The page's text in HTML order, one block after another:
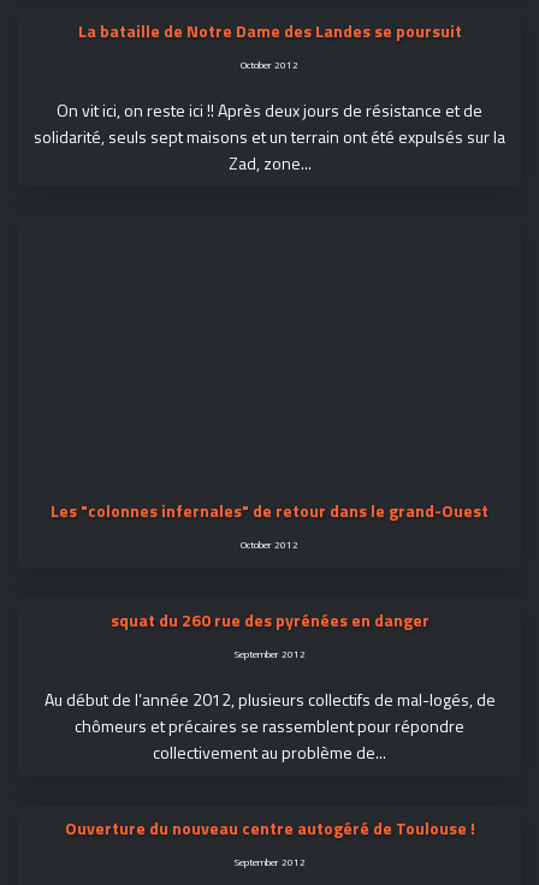
La bataille de Notre Dame des Landes se poursuit
October 2012
On vit ici, on reste ici !! Après deux jours de résistance et de
solidarité, seuls sept maisons et un terrain ont été expulsés sur la
Zad, zone...
Les "colonnes infernales" de retour dans le grand-Ouest
October 2012
squat du 260 rue des pyrénées en danger
September 2012
Au début de l’année 2012, plusieurs collectifs de mal-logés, de
chômeurs et précaires se rassemblent pour répondre
collectivement au problème de...
Ouverture du nouveau centre autogéré de Toulouse !
September 2012